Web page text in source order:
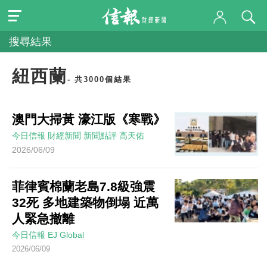
搜尋結果
紐西蘭- 共3000個結果
澳門大掃黃 濠江版《寒戰》
今日信報 財經新聞 新聞點評 高天佑
2026/06/09
菲律賓棉蘭老島7.8級強震
32死 多地建築物倒塌 近萬
人緊急撤離
今日信報 EJ Global
2026/06/09